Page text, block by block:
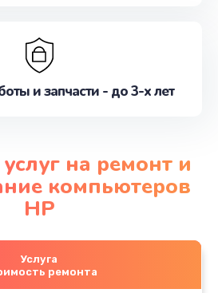
и запчасти - до 3-х лет
на ремонт и
компьютеров
HP
Услуга
ремонта